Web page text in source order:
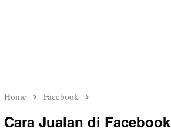
Home Facebook
Cara Jualan di Facebook